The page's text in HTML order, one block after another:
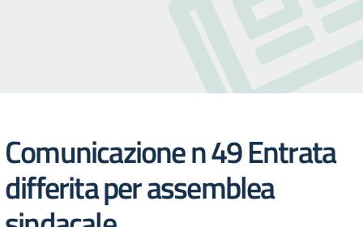
Comunicazione n 49 Entrata
differita per assemblea